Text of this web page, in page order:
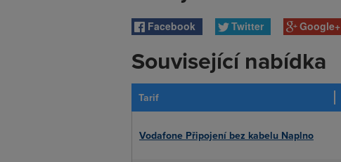
Facebook Twitter Google+
Související nabídka
Tarif
Vodafone Připojení bez kabelu Naplno